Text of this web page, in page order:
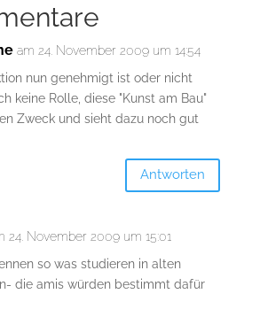
am 24. November 2009 um 14:54
nun genehmigt ist oder nicht
keine Rolle, diese "Kunst am Bau"
Zweck und sieht dazu noch gut
Antworten
24. November 2009 um 15:01
so was studieren in alten
die amis würden bestimmt dafür